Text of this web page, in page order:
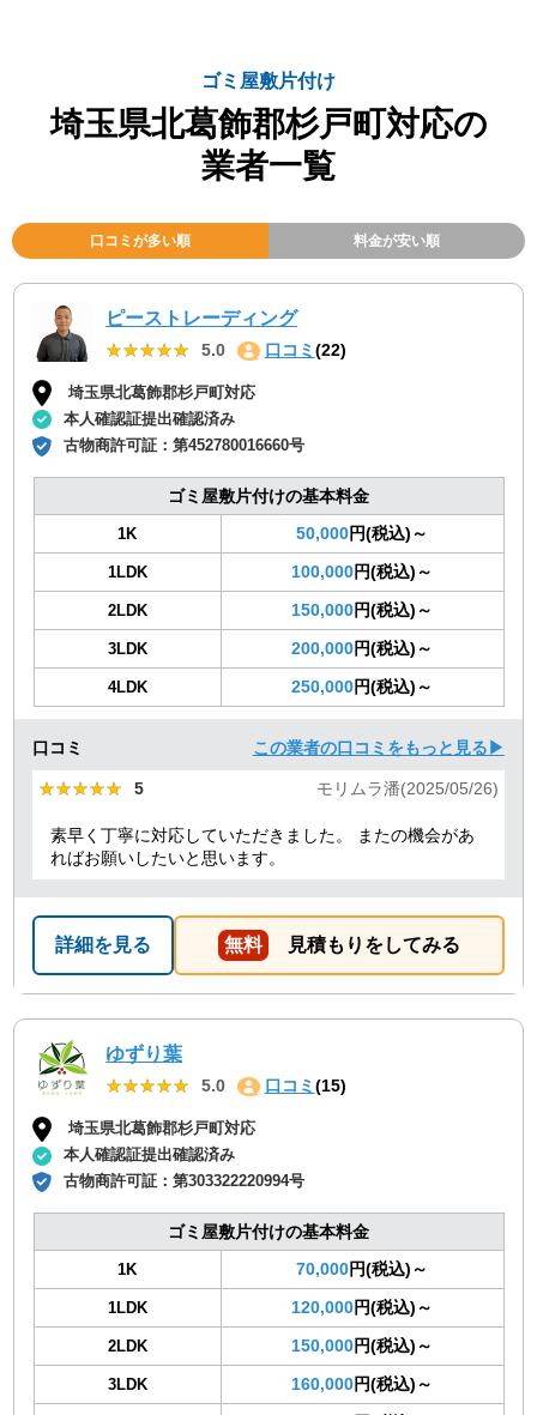
ゴミ屋敷片付け
埼玉県北葛飾郡杉戸町対応の
業者一覧
口コミが多い順 料金が安い順
ピーストレーディング
★★★★★
★★★★★ 5.0 口コミ (22)
埼玉県北葛飾郡杉戸町対応
本人確認証提出確認済み
古物商許可証：第452780016660号
ゴミ屋敷片付けの基本料金
1K 50,000円(税込)～
1LDK 100,000円(税込)～
2LDK 150,000円(税込)～
3LDK 200,000円(税込)～
4LDK 250,000円(税込)～
口コミ この業者の口コミをもっと見る▶
★★★★★
★★★★★ 5 モリムラ潘(2025/05/26)
素早く丁寧に対応していただきました。 またの機会があ
ればお願いしたいと思います。
詳細を見る 無料 見積もりをしてみる
ゆずり葉
★★★★★
★★★★★ 5.0 口コミ (15)
埼玉県北葛飾郡杉戸町対応
本人確認証提出確認済み
古物商許可証：第303322220994号
ゴミ屋敷片付けの基本料金
1K 70,000円(税込)～
1LDK 120,000円(税込)～
2LDK 150,000円(税込)～
3LDK 160,000円(税込)～